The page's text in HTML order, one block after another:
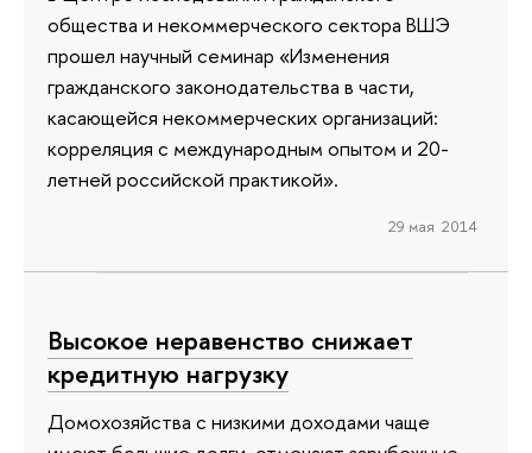
общества и некоммерческого сектора ВШЭ
прошел научный семинар «Изменения
гражданского законодательства в части,
касающейся некоммерческих организаций:
корреляция с международным опытом и 20-
летней российской практикой».
29 мая 2014
Высокое неравенство снижает
кредитную нагрузку
Домохозяйства с низкими доходами чаще